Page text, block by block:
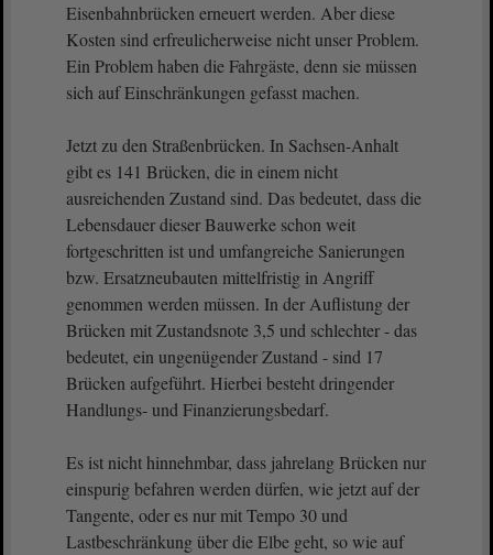
Eisenbahnbrücken erneuert werden. Aber diese
Kosten sind erfreulicherweise nicht unser Problem.
Ein Problem haben die Fahrgäste, denn sie müssen
sich auf Einschränkungen gefasst machen.
Jetzt zu den Straßenbrücken. In Sachsen-Anhalt
gibt es 141 Brücken, die in einem nicht
ausreichenden Zustand sind. Das bedeutet, dass die
Lebensdauer dieser Bauwerke schon weit
fortgeschritten ist und umfangreiche Sanierungen
bzw. Ersatzneubauten mittelfristig in Angriff
genommen werden müssen. In der Auflistung der
Brücken mit Zustandsnote 3,5 und schlechter - das
bedeutet, ein ungenügender Zustand - sind 17
Brücken aufgeführt. Hierbei besteht dringender
Handlungs- und Finanzierungsbedarf.
Es ist nicht hinnehmbar, dass jahrelang Brücken nur
einspurig befahren werden dürfen, wie jetzt auf der
Tangente, oder es nur mit Tempo 30 und
Lastbeschränkung über die Elbe geht, so wie auf